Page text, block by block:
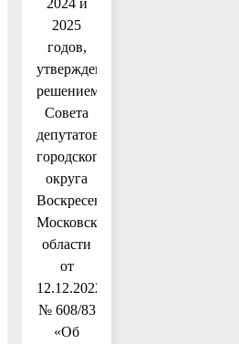
2025
годов,
утвержденный
решением
Совета
депутатов
городского
округа
Воскресенск
Московской
области
от
12.12.2022
№ 608/83
«Об